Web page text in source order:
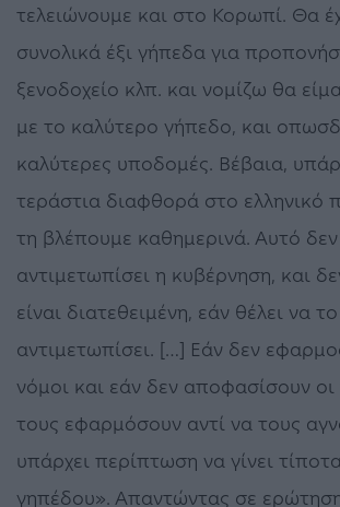
τελειώνουμε και στο Κορωπί. Θα
συνολικά έξι γήπεδα για
ξενοδοχείο κλπ. και νομίζω θα
με το καλύτερο γήπεδο, και
καλύτερες υποδομές. Βέβαια,
τεράστια διαφθορά στο ελληνικό
τη βλέπουμε καθημερινά. Αυτό δεν
αντιμετωπίσει η κυβέρνηση, και
είναι διατεθειμένη, εάν θέλει να το
αντιμετωπίσει. […] Εάν δεν
νόμοι και εάν δεν αποφασίσουν οι
τους εφαρμόσουν αντί να τους
υπάρχει περίπτωση να γίνει
γηπέδου». Απαντώντας σε